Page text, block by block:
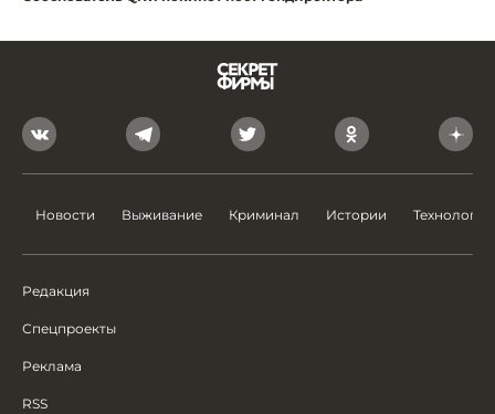
Новости Выживание Криминал Истории Технологии
Редакция
Спецпроекты
Реклама
RSS